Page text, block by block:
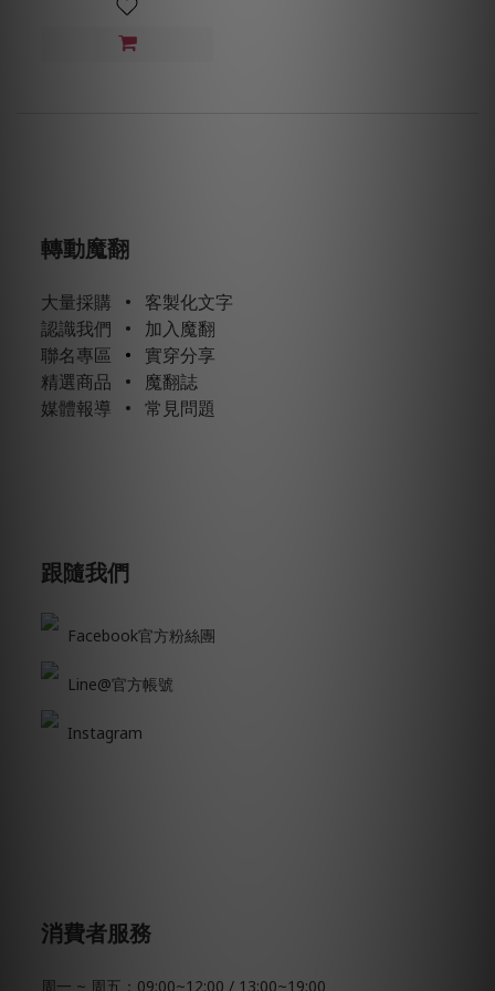
轉動魔翻
大量採購 •
客製化文字
認識我們 •
加入魔翻
聯名專區 •
實穿分享
精選商品 •
魔翻誌
媒體報導
• 常見問題
跟隨我們
Facebook官方粉絲團
Line@官方帳號
Instagram
消費者服務
周一 ~ 周五：09:00~12:00 / 13:00~19:00